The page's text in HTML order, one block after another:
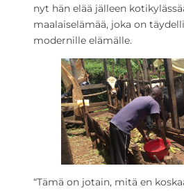
nyt hän elää jälleen
maalaiselämää, joka on
modernille elämälle.
“Tämä on jotain, mitä en